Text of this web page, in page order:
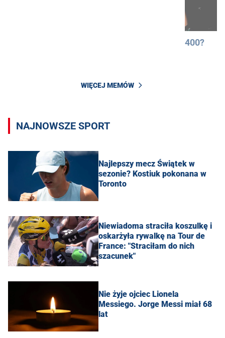
400?
WIĘCEJ MEMÓW
NAJNOWSZE SPORT
Najlepszy mecz Świątek w
sezonie? Kostiuk pokonana w
Toronto
Niewiadoma straciła koszulkę i
oskarżyła rywalkę na Tour de
France: "Straciłam do nich
szacunek"
Nie żyje ojciec Lionela
Messiego. Jorge Messi miał 68
lat